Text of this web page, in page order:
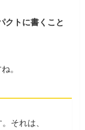
クトに書くこと
。
それは、